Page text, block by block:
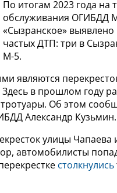
По итогам 2023 года на
обслуживания ОГИБДД
«Сызранское»
частых ДТП: три в
М-5.
являются
Здесь в прошлом году
Об этом
Александр Кузьмин.
улицы Чапаева
автомобилисты
столкнулись